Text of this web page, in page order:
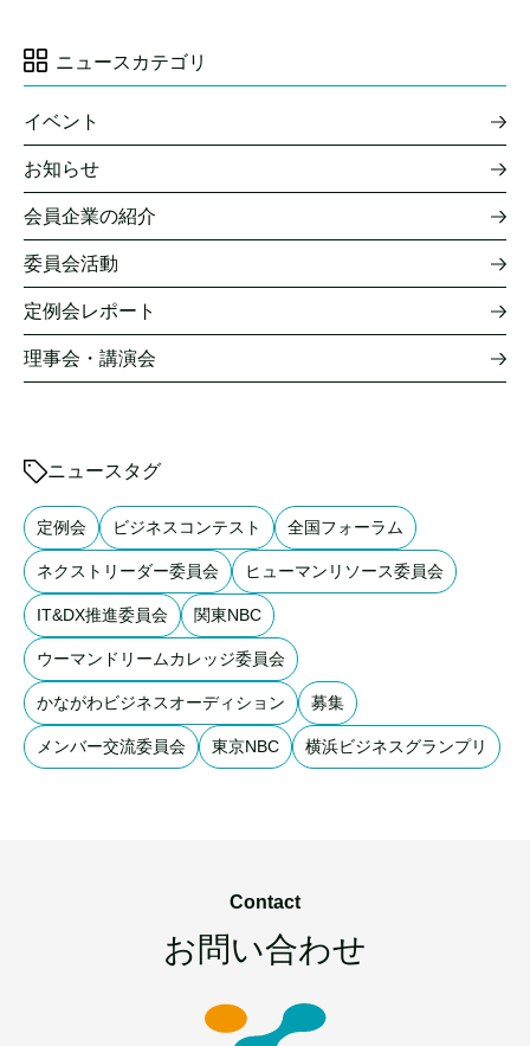
ニュースカテゴリ
イベント
お知らせ
会員企業の紹介
委員会活動
定例会レポート
理事会・講演会
ニュースタグ
定例会 ビジネスコンテスト 全国フォーラム
ネクストリーダー委員会 ヒューマンリソース委員会
IT&DX推進委員会 関東NBC
ウーマンドリームカレッジ委員会
かながわビジネスオーディション 募集
メンバー交流委員会 東京NBC 横浜ビジネスグランプリ
Contact
お問い合わせ